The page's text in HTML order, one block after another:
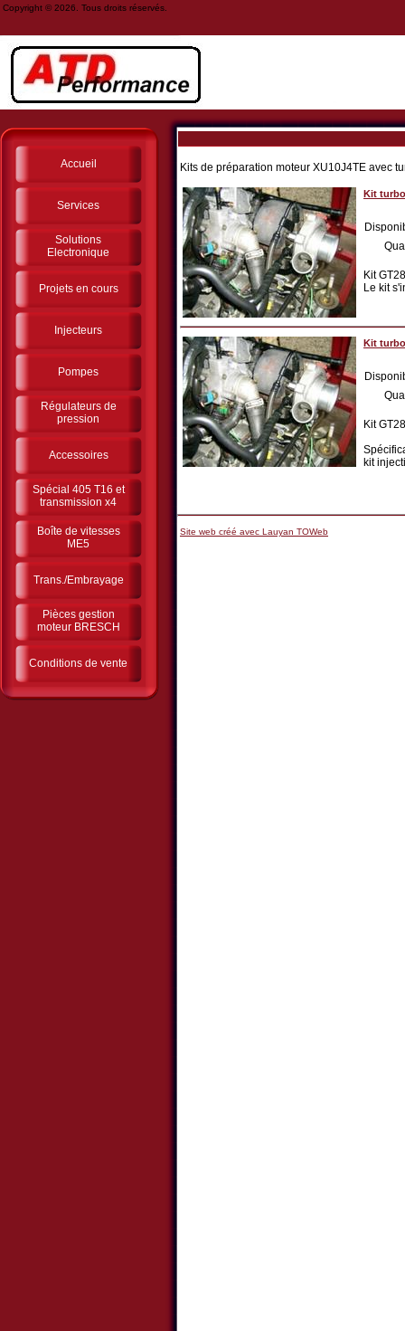
Copyright © 2026. Tous droits réservés.
Accueil
Services
Solutions
Electronique
Projets en cours
Injecteurs
Pompes
Régulateurs de
pression
Accessoires
Spécial 405 T16 et
transmission x4
Boîte de vitesses
ME5
Trans./Embrayage
Pièces gestion
moteur BRESCH
Conditions de vente
Kits de préparation moteur XU10J4TE avec
Kit
Kit
Le kit
Kit
Kit
kit
Site web créé avec Lauyan TOWeb